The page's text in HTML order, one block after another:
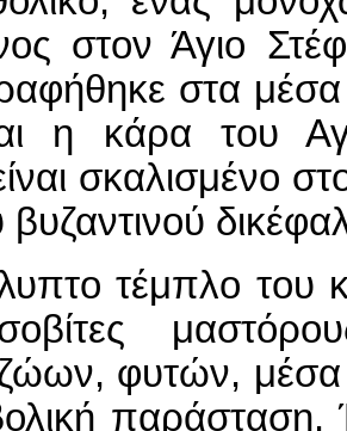
στον Άγιο
στα
η κάρα του
σκαλισμένο
τέμπλο του
φυτών, μέσα